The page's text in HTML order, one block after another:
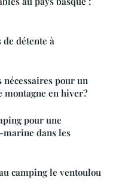
détente à
pour un
montagne en hiver?
pour une
marine dans les
camping le ventoulou